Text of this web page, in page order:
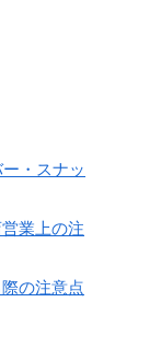
・スナッ
業上の注
の注意点